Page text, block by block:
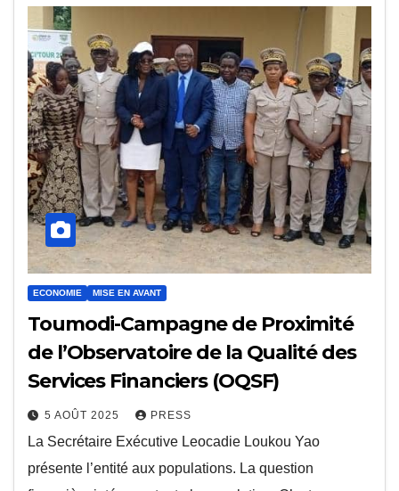
ECONOMIE MISE EN AVANT
Toumodi-Campagne de Proximité
de l’Observatoire de la Qualité des
Services Financiers (OQSF)
5 AOÛT 2025 PRESS
La Secrétaire Exécutive Leocadie Loukou Yao
présente l’entité aux populations. La question